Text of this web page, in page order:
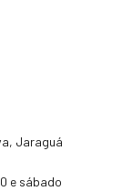
Jaraguá
e sábado